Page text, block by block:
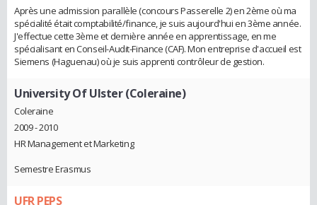
Après une admission parallèle (concours Passerelle 2) en 2ème où ma
spécialité était comptabilité/finance, je suis aujourd'hui en 3ème année.
J'effectue cette 3ème et dernière année en apprentissage, en me
spécialisant en Conseil-Audit-Finance (CAF). Mon entreprise d'accueil est
Siemens (Haguenau) où je suis apprenti contrôleur de gestion.
University Of Ulster (Coleraine)
Coleraine
2009 - 2010
HR Management et Marketing
Semestre Erasmus
UFR PEPS